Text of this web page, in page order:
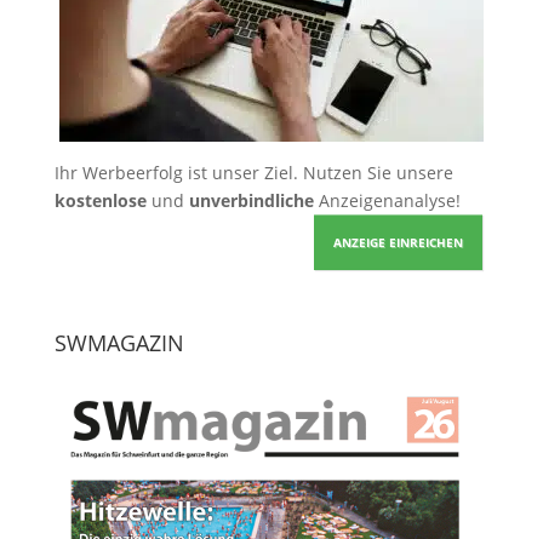
Ihr Werbeerfolg ist unser Ziel. Nutzen Sie unsere
kostenloseund unverbindlicheAnzeigenanalyse!
ANZEIGE EINREICHEN
SWMAGAZIN